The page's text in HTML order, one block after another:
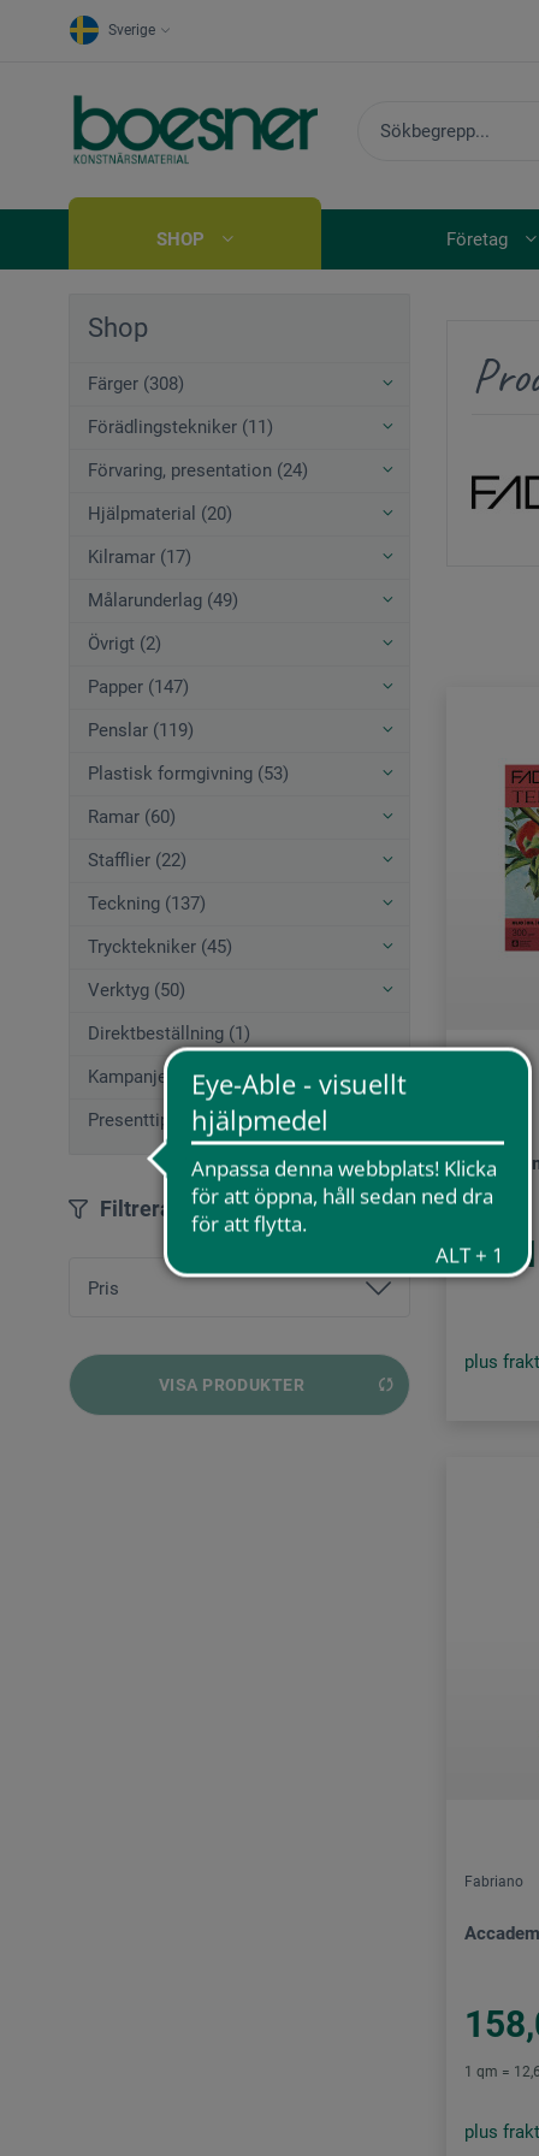
Sverige
SHOP Företag
Shop
Färger (308)
Förädlingstekniker (11)
Förvaring, presentation (24)
Hjälpmaterial (20)
Kilramar (17)
Målarunderlag (49)
Övrigt (2)
Papper (147)
Penslar (119)
Plastisk formgivning (53)
Ramar (60)
Stafflier (22)
Teckning (137)
Trycktekniker (45)
Verktyg (50)
Direktbeställning (1)
Kampanjerbjudanden
Presenttips (12)
Filtrera
Pris
VISA PRODUKTER
Tela
från
plus
Fabriano
1 qm =
plus